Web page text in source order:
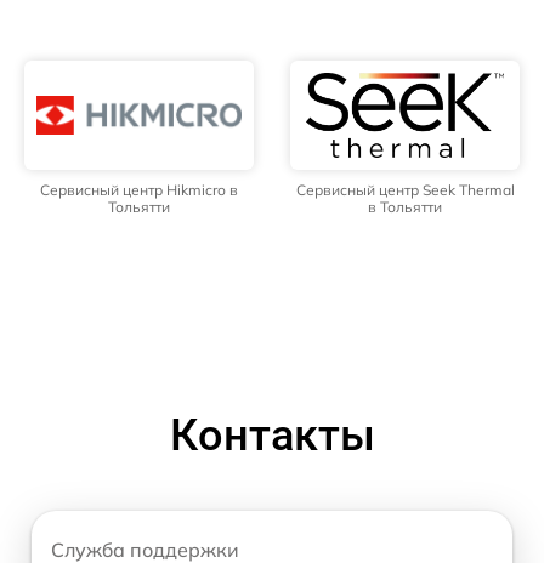
Сервисный центр Hikmicro в
Тольятти
Сервисный центр Seek Thermal
в Тольятти
Контакты
Служба поддержки